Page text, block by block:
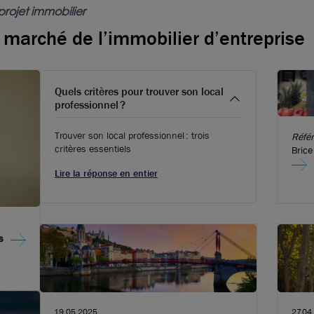
immobilier
de l’immobilier d’entreprise
Quels critères pour trouver son local
professionnel ?
Trouver son local professionnel : trois
critères essentiels
Lire la réponse en entier
CRF
un
à
clients du
le
les